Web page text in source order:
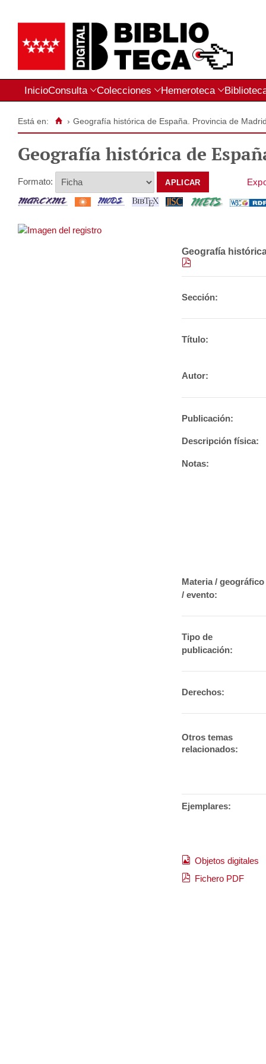
InicioConsulta Colecciones Hemeroteca
Está en: › Geografía histórica de España. Provincia de
Geografía histórica de
Formato:
Geografía
Sección:
Título:
Autor:
Publicación:
Descripción física:
Notas:
Materia / geográfico
/ evento:
Tipo de
publicación:
Derechos:
Otros temas
relacionados:
Ejemplares:
Objetos digitales
Fichero PDF